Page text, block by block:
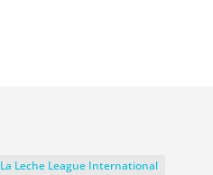
La Leche League International